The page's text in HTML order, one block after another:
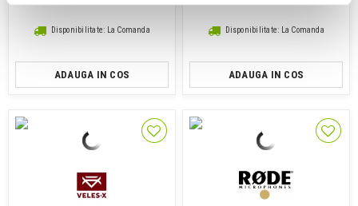
Disponibilitate: La Comanda
ADAUGA IN COS
Disponibilitate: La Comanda
ADAUGA IN COS